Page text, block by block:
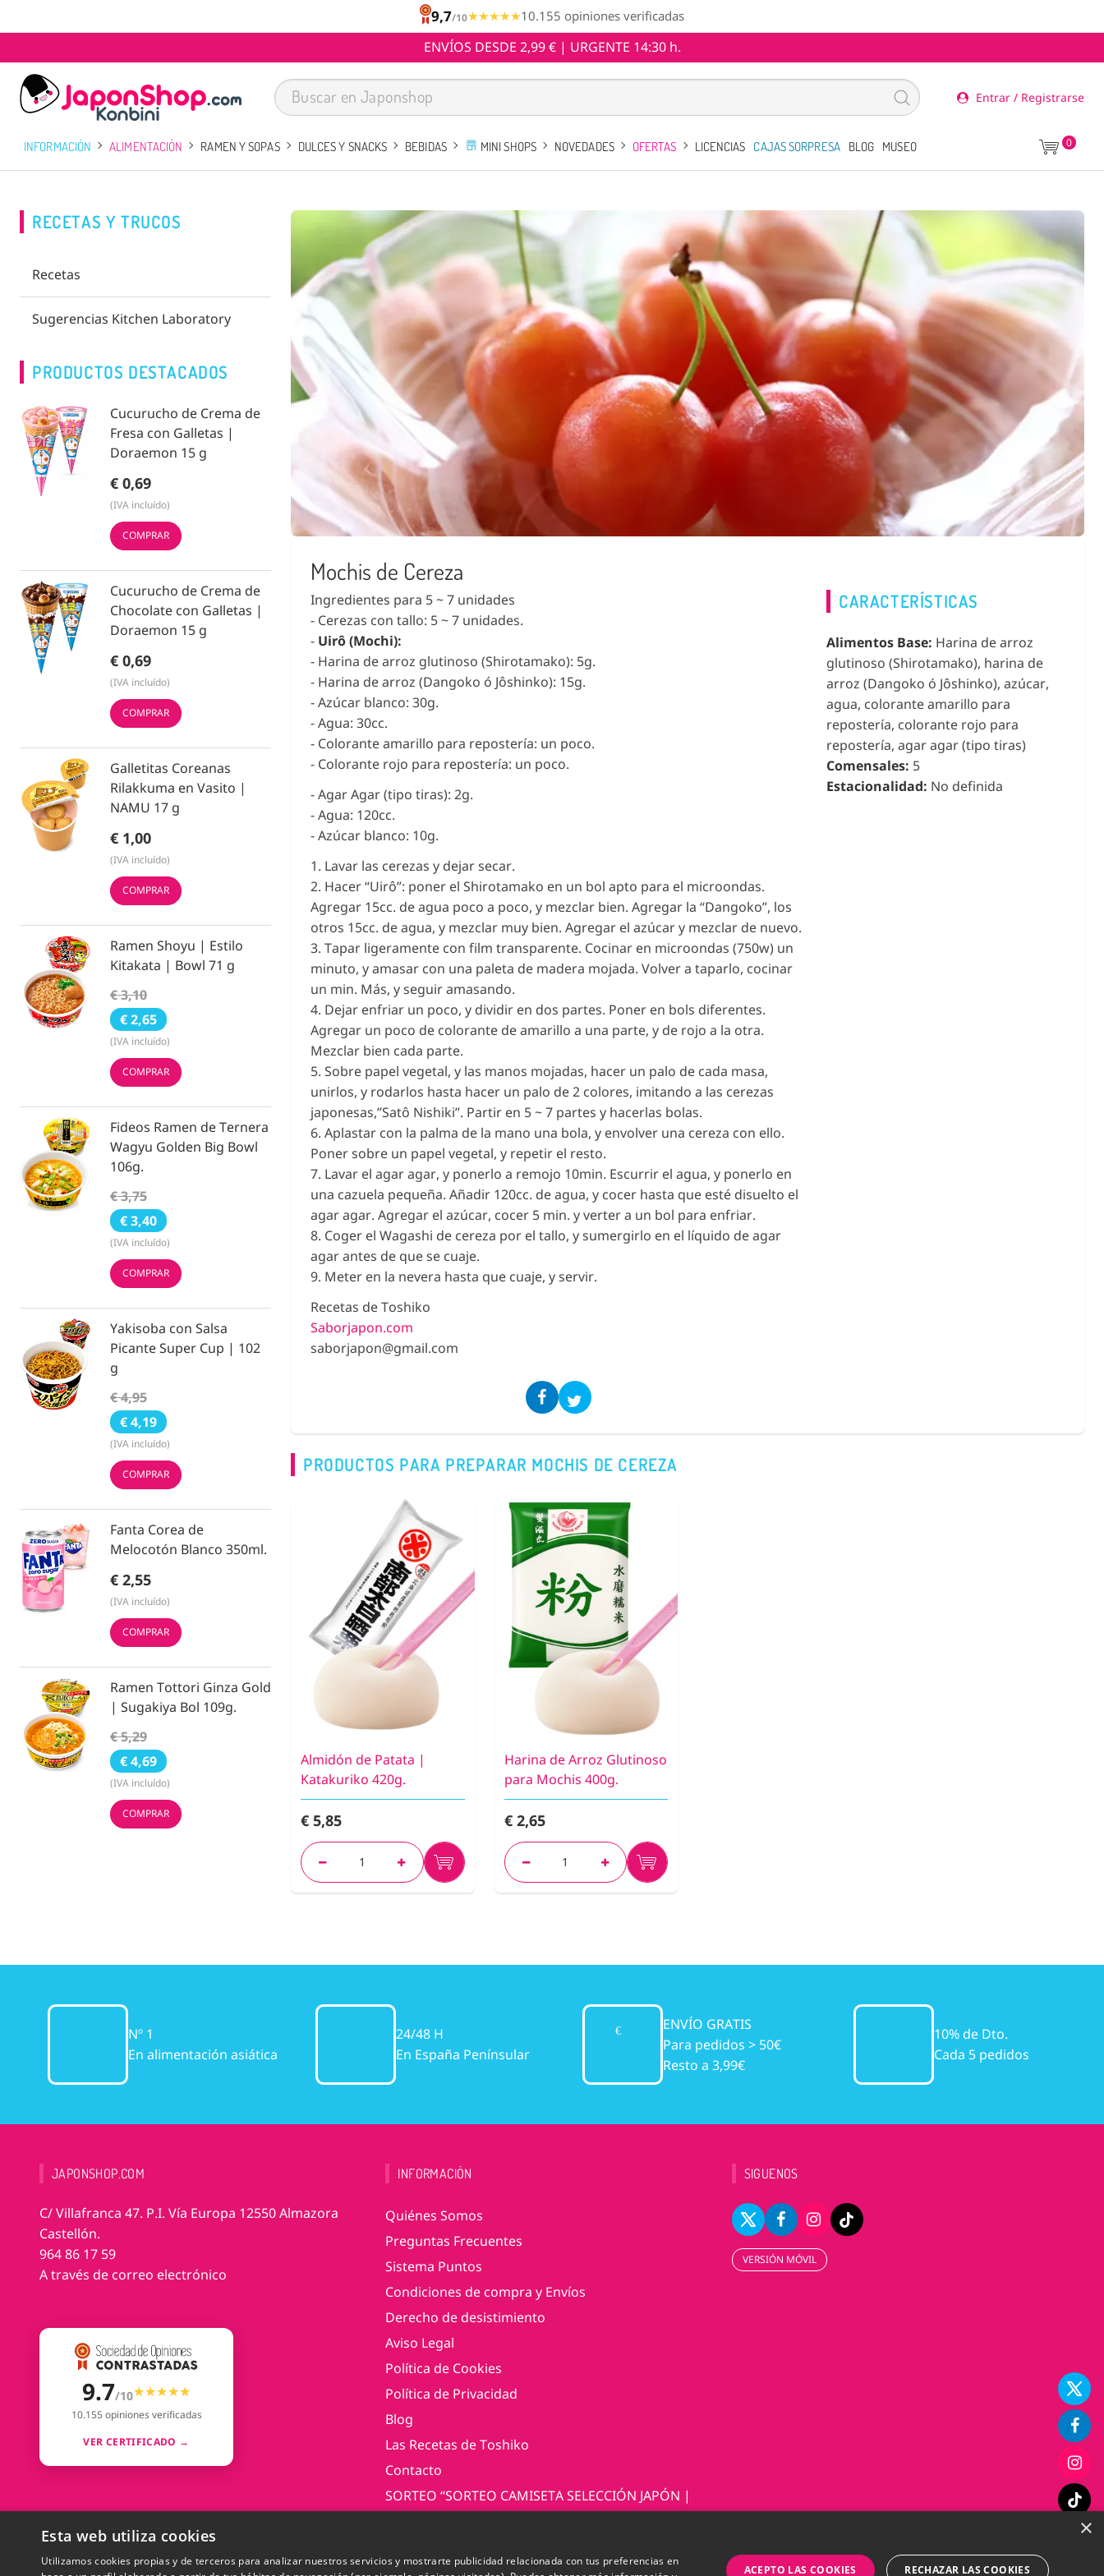
9,7/10★★★★★
★★★★★10.155 opiniones verificadas
ENVÍOS DESDE 2,99 € | URGENTE 14:30 h.
Entrar / Registrarse
INFORMACIÓN ALIMENTACIÓN RAMEN Y SOPAS DULCES Y SNACKS BEBIDAS MINI SHOPS NOVEDADES OFERTAS LICENCIAS CAJAS SORPRESA BLOG MUSEO 0
RECETAS Y TRUCOS
Recetas
Sugerencias Kitchen Laboratory
PRODUCTOS DESTACADOS
Cucurucho de Crema de
Fresa con Galletas |
Doraemon 15 g
€ 0,69
(IVA incluído)
COMPRAR
Cucurucho de Crema de
Chocolate con Galletas |
Doraemon 15 g
€ 0,69
(IVA incluído)
COMPRAR
Galletitas Coreanas
Rilakkuma en Vasito |
NAMU 17 g
€ 1,00
(IVA incluído)
COMPRAR
Ramen Shoyu | Estilo
Kitakata | Bowl 71 g
€ 3,10
€ 2,65
(IVA incluído)
COMPRAR
Fideos Ramen de Ternera
Wagyu Golden Big Bowl
106g.
€ 3,75
€ 3,40
(IVA incluído)
COMPRAR
Yakisoba con Salsa
Picante Super Cup | 102
g
€ 4,95
€ 4,19
(IVA incluído)
COMPRAR
Fanta Corea de
Melocotón Blanco 350ml.
€ 2,55
(IVA incluído)
COMPRAR
Ramen Tottori Ginza Gold
| Sugakiya Bol 109g.
€ 5,29
€ 4,69
(IVA incluído)
COMPRAR
Mochis de Cereza
Ingredientes para 5 ~ 7 unidades
- Cerezas con tallo: 5 ~ 7 unidades.
- Uirô (Mochi):
- Harina de arroz glutinoso (Shirotamako): 5g.
- Harina de arroz (Dangoko ó Jôshinko): 15g.
- Azúcar blanco: 30g.
- Agua: 30cc.
- Colorante amarillo para repostería: un poco.
- Colorante rojo para repostería: un poco.
- Agar Agar (tipo tiras): 2g.
- Agua: 120cc.
- Azúcar blanco: 10g.
1. Lavar las cerezas y dejar secar.
2. Hacer “Uirô”: poner el Shirotamako en un bol apto para el microondas.
Agregar 15cc. de agua poco a poco, y mezclar bien. Agregar la “Dangoko”, los
otros 15cc. de agua, y mezclar muy bien. Agregar el azúcar y mezclar de nuevo.
3. Tapar ligeramente con film transparente. Cocinar en microondas (750w) un
minuto, y amasar con una paleta de madera mojada. Volver a taparlo, cocinar
un min. Más, y seguir amasando.
4. Dejar enfriar un poco, y dividir en dos partes. Poner en bols diferentes.
Agregar un poco de colorante de amarillo a una parte, y de rojo a la otra.
Mezclar bien cada parte.
5. Sobre papel vegetal, y las manos mojadas, hacer un palo de cada masa,
unirlos, y rodarlos hasta hacer un palo de 2 colores, imitando a las cerezas
japonesas,”Satô Nishiki”. Partir en 5 ~ 7 partes y hacerlas bolas.
6. Aplastar con la palma de la mano una bola, y envolver una cereza con ello.
Poner sobre un papel vegetal, y repetir el resto.
7. Lavar el agar agar, y ponerlo a remojo 10min. Escurrir el agua, y ponerlo en
una cazuela pequeña. Añadir 120cc. de agua, y cocer hasta que esté disuelto el
agar agar. Agregar el azúcar, cocer 5 min. y verter a un bol para enfriar.
8. Coger el Wagashi de cereza por el tallo, y sumergirlo en el líquido de agar
agar antes de que se cuaje.
9. Meter en la nevera hasta que cuaje, y servir.
Recetas de Toshiko
Saborjapon.com
saborjapon@gmail.com
CARACTERÍSTICAS
Alimentos Base: Harina de arroz
glutinoso (Shirotamako), harina de
arroz (Dangoko ó Jôshinko), azúcar,
agua, colorante amarillo para
repostería, colorante rojo para
repostería, agar agar (tipo tiras)
Comensales: 5
Estacionalidad: No definida
PRODUCTOS PARA PREPARAR MOCHIS DE CEREZA
Almidón de Patata |
Katakuriko 420g.
€ 5,85
Harina de Arroz Glutinoso
para Mochis 400g.
€ 2,65
Nº 1
En alimentación asiática
24/48 H
En España Penínsular
ENVÍO GRATIS
Para pedidos > 50€
Resto a 3,99€
10% de Dto.
Cada 5 pedidos
JAPONSHOP.COM
C/ Villafranca 47. P.I. Vía Europa 12550 Almazora
Castellón.
964 86 17 59
A través de correo electrónico
9.7/10★★★★★
★★★★★
10.155 opiniones verificadas
VER CERTIFICADO →
INFORMACIÓN
Quiénes Somos
Preguntas Frecuentes
Sistema Puntos
Condiciones de compra y Envíos
Derecho de desistimiento
Aviso Legal
Política de Cookies
Política de Privacidad
Blog
Las Recetas de Toshiko
Contacto
SORTEO “SORTEO CAMISETA SELECCIÓN JAPÓN |
MUNDIAL 2026”
SIGUENOS
VERSIÓN MÓVIL
×
Esta web utiliza cookies
Utilizamos cookies propias y de terceros para analizar nuestros servicios y mostrarte publicidad relacionada con tus preferencias en
ACEPTO LAS COOKIES RECHAZAR LAS COOKIES